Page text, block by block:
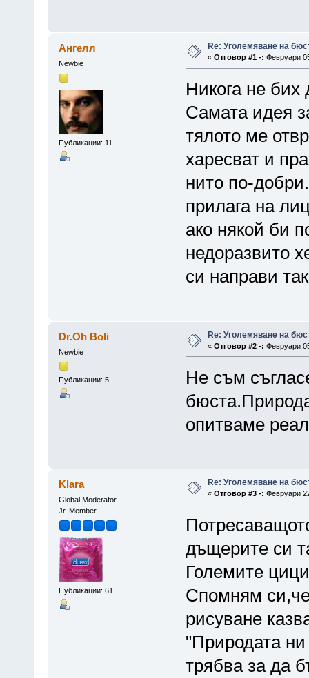
Ангелл
Newbie
Публикации: 11
Re: Уголемяване на
« Отговор #1 -: Февруари
Никога не
Самата идея
тялото ме
харесват и
нито по-
прилага на
ако някой би
недоразвито
си направи
Dr.Oh Boli
Newbie
Публикации: 5
Re: Уголемяване на
« Отговор #2 -: Февруари
Не съм
опитваме
Klara
Global Moderator
Jr. Member
Публикации: 61
Re: Уголемяване на
« Отговор #3 -: Февруари
дъщерите си
Големите
Спомням
рисуване
"Природата ни
трябва за да